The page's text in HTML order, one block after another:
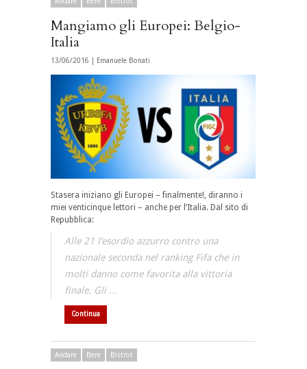
Mangiamo gli Europei: Belgio-
Italia
13/06/2016 | Emanuele Bonati
Stasera iniziano gli Europei – finalmente!, diranno i
miei venticinque lettori – anche per l’Italia. Dal sito di
Repubblica:
Alle 21 l’esordio azzurro contro una
nazionale seconda nel ranking Fifa che in
molti danno come favorita alla vittoria
finale. Gli …
Continua
Andare Bere Bistrot